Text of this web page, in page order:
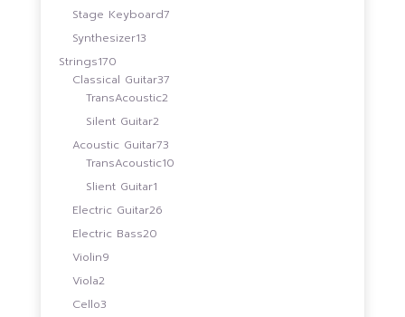
Stage Keyboard77
Synthesizer1313
Strings170170
สินค้า
Classical Guitar3737
TransAcoustic22
Silent Guitar22
สินค้า
Acoustic Guitar7373
สินค้า
TransAcoustic1010
Slient Guitar11
สินค้า
Electric Guitar2626
Electric Bass2020
Violin99
Viola22
สินค้า
Cello33